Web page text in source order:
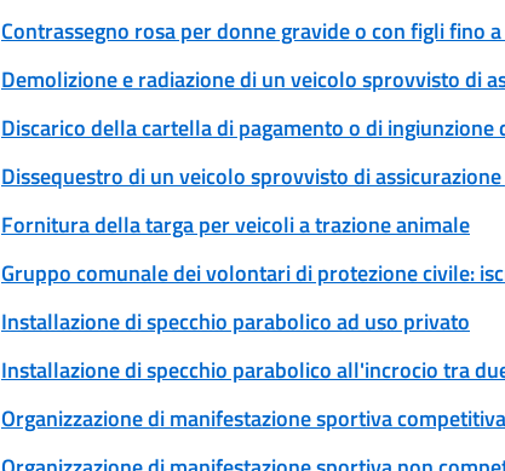
Contrassegno rosa per donne gravide o con figli fino
Demolizione e radiazione di un veicolo sprovvisto di
Discarico della cartella di pagamento o di
Dissequestro di un veicolo sprovvisto di
Fornitura della targa per veicoli a trazione animale
Gruppo comunale dei volontari di protezione civile:
Installazione di specchio parabolico ad uso privato
Installazione di specchio parabolico all'incrocio tra
Organizzazione di manifestazione sportiva